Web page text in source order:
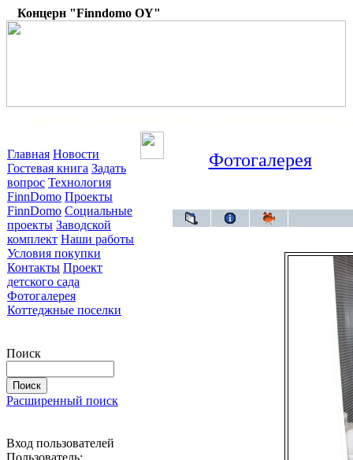
Концерн "Finndomo OY"
Главная Новости
Гостевая книга Задать
вопрос Технология
FinnDomo Проекты
FinnDomo Социальные
проекты Заводской
комплект Наши работы
Условия покупки
Контакты Проект
детского сада
Фотогалерея
Коттеджные поселки
Поиск
Расширенный поиск
Вход пользователей
Пользователь:
Фотогалерея